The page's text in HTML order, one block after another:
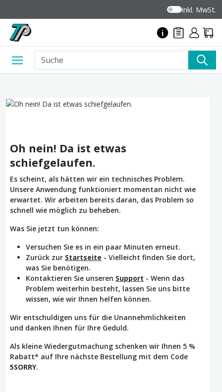
inkl. MwSt.
Oh nein! Da ist etwas
schiefgelaufen.
Es scheint, als hätten wir ein technisches Problem.
Unsere Anwendung funktioniert momentan nicht wie
erwartet. Wir arbeiten bereits daran, das Problem so
schnell wie möglich zu beheben.
Was Sie jetzt tun können:
Versuchen Sie es in ein paar Minuten erneut.
Zurück zur Startseite - Vielleicht finden Sie dort,
was Sie benötigen.
Kontaktieren Sie unseren Support - Wenn das
Problem weiterhin besteht, lassen Sie uns bitte
wissen, wie wir Ihnen helfen können.
Wir entschuldigen uns für die Unannehmlichkeiten
und danken Ihnen für Ihre Geduld.
Als kleine Wiedergutmachung schenken wir Ihnen 5 %
Rabatt* auf Ihre nächste Bestellung mit dem Code
5SORRY.